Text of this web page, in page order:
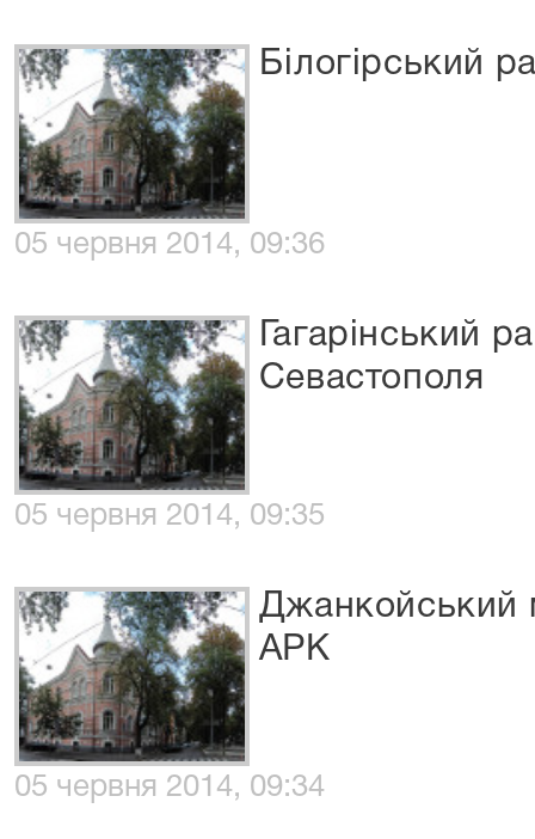
Білогірський
05 червня 2014, 09:36
Гагарінський
Севастополя
05 червня 2014, 09:35
Джанкойський
АРК
05 червня 2014, 09:34